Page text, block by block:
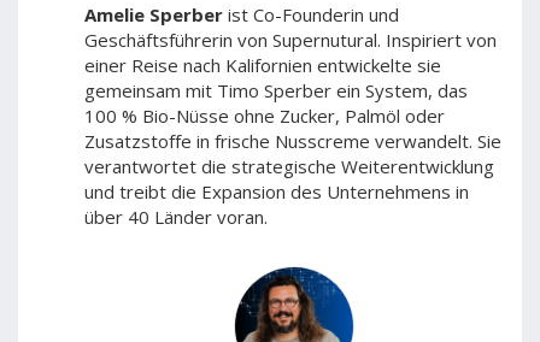
Amelie Sperber ist Co-Founderin und
Geschäftsführerin von Supernutural. Inspiriert von
einer Reise nach Kalifornien entwickelte sie
gemeinsam mit Timo Sperber ein System, das
100 % Bio-Nüsse ohne Zucker, Palmöl oder
Zusatzstoffe in frische Nusscreme verwandelt. Sie
verantwortet die strategische Weiterentwicklung
und treibt die Expansion des Unternehmens in
über 40 Länder voran.